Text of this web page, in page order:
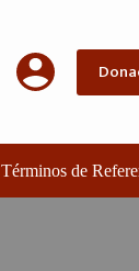
Términos de